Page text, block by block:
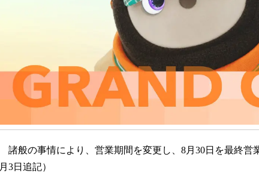
諸般の事情により、営業期間を変更し、8月30日を最終営
月3日追記）